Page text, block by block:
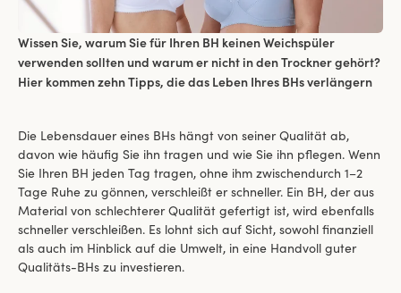
Wissen Sie, warum Sie für Ihren BH keinen Weichspüler
verwenden sollten und warum er nicht in den Trockner gehört?
Hier kommen zehn Tipps, die das Leben Ihres BHs verlängern
Die Lebensdauer eines BHs hängt von seiner Qualität ab,
davon wie häufig Sie ihn tragen und wie Sie ihn pflegen. Wenn
Sie Ihren BH jeden Tag tragen, ohne ihm zwischendurch 1–2
Tage Ruhe zu gönnen, verschleißt er schneller. Ein BH, der aus
Material von schlechterer Qualität gefertigt ist, wird ebenfalls
schneller verschleißen. Es lohnt sich auf Sicht, sowohl finanziell
als auch im Hinblick auf die Umwelt, in eine Handvoll guter
Qualitäts-BHs zu investieren.